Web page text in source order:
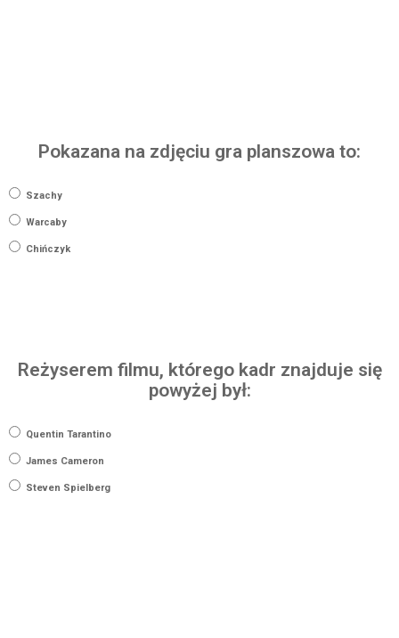
Pokazana na zdjęciu gra planszowa to:
Szachy
Warcaby
Chińczyk
Reżyserem filmu, którego kadr znajduje się
powyżej był:
Quentin Tarantino
James Cameron
Steven Spielberg